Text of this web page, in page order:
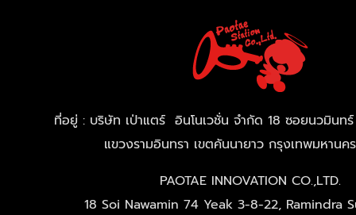
ที่อยู่ : บริษัท เป่าแตร์ อินโนเวชั่น จำกัด 18 ซอยนวมินท
แขวงรามอินทรา เขตคันนายาว กรุงเทพมหานค
PAOTAE INNOVATION CO.,LTD.
18 Soi Nawamin 74 Yeak 3-8-22, Ramindra